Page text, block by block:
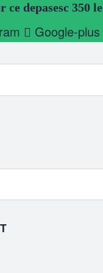
depasesc 350
Google-plus